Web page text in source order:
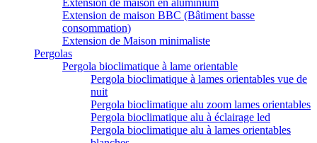
Extension de maison en aluminium
Extension de maison BBC (Bâtiment basse
consommation)
Extension de Maison minimaliste
Pergolas
Pergola bioclimatique à lame orientable
Pergola bioclimatique à lames orientables vue de
nuit
Pergola bioclimatique alu zoom lames orientables
Pergola bioclimatique alu à éclairage led
Pergola bioclimatique alu à lames orientables